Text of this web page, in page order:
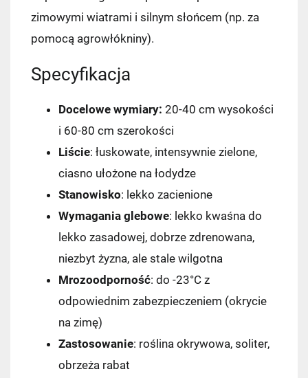
zimowymi wiatrami i silnym słońcem (np. za
pomocą agrowłókniny).
Specyfikacja
Docelowe wymiary: 20-40 cm wysokości
i 60-80 cm szerokości
Liście: łuskowate, intensywnie zielone,
ciasno ułożone na łodydze
Stanowisko: lekko zacienione
Wymagania glebowe: lekko kwaśna do
lekko zasadowej, dobrze zdrenowana,
niezbyt żyzna, ale stale wilgotna
Mrozoodporność: do -23°C z
odpowiednim zabezpieczeniem (okrycie
na zimę)
Zastosowanie: roślina okrywowa, soliter,
obrzeża rabat